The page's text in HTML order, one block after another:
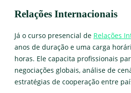
Relações Internacionais
Já o curso presencial de Relações
anos de duração e uma carga
horas. Ele capacita profissionais
negociações globais, análise de
estratégias de cooperação entre